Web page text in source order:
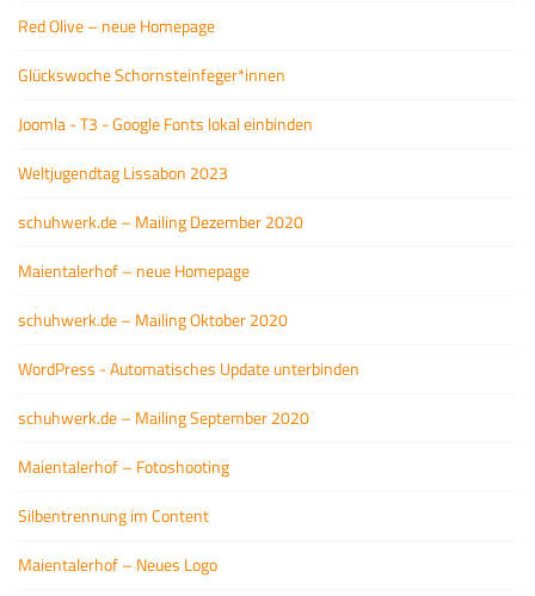
Red Olive – neue Homepage
Glückswoche Schornsteinfeger*innen
Joomla - T3 - Google Fonts lokal einbinden
Weltjugendtag Lissabon 2023
schuhwerk.de – Mailing Dezember 2020
Maientalerhof – neue Homepage
schuhwerk.de – Mailing Oktober 2020
WordPress - Automatisches Update unterbinden
schuhwerk.de – Mailing September 2020
Maientalerhof – Fotoshooting
Silbentrennung im Content
Maientalerhof – Neues Logo